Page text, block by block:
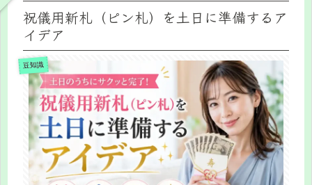
祝儀用新札（ピン札）を土日に準備するア
イデア
豆知識